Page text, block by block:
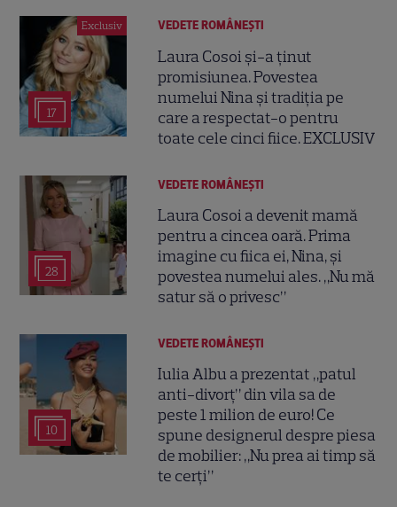
Exclusiv
17
VEDETE ROMÂNEŞTI
Laura Cosoi și-a ținut
promisiunea. Povestea
numelui Nina și tradiția pe
care a respectat-o pentru
toate cele cinci fiice. EXCLUSIV
28
VEDETE ROMÂNEŞTI
Laura Cosoi a devenit mamă
pentru a cincea oară. Prima
imagine cu fiica ei, Nina, și
povestea numelui ales. „Nu mă
satur să o privesc”
10
VEDETE ROMÂNEŞTI
Iulia Albu a prezentat „patul
anti-divorț” din vila sa de
peste 1 milion de euro! Ce
spune designerul despre piesa
de mobilier: „Nu prea ai timp să
te cerți”